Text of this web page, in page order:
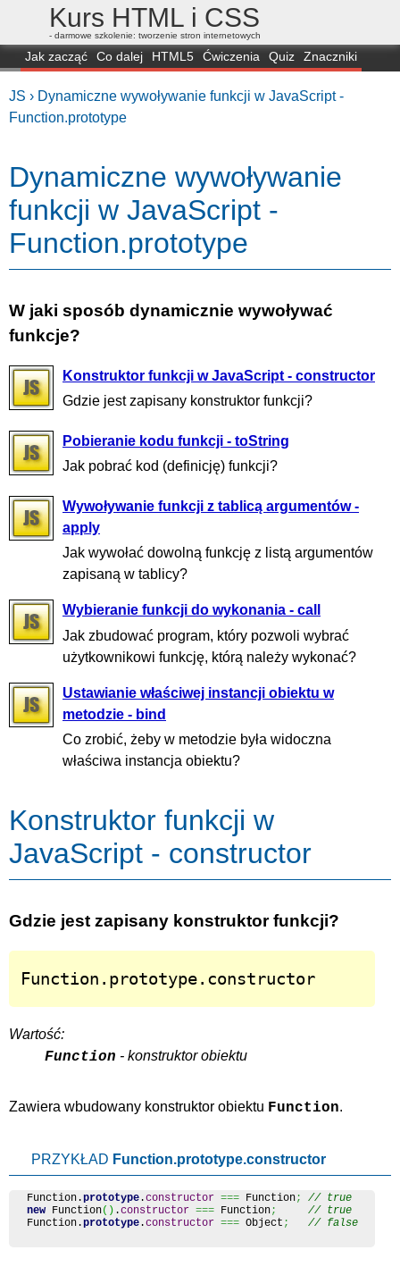
Kurs HTML i CSS
- darmowe szkolenie: tworzenie stron internetowych
Jak zacząć Co dalej HTML5 Ćwiczenia Quiz
Znaczniki
FAQ
Przeglądarki
JS › Dynamiczne wywoływanie funkcji w JavaScript -
Function.prototype
Dynamiczne wywoływanie
funkcji w JavaScript -
Function.prototype
W jaki sposób dynamicznie wywoływać
funkcje?
Konstruktor funkcji w JavaScript - constructor
Gdzie jest zapisany konstruktor funkcji?
Pobieranie kodu funkcji - toString
Jak pobrać kod (definicję) funkcji?
Wywoływanie funkcji z tablicą argumentów -
apply
Jak wywołać dowolną funkcję z listą argumentów
zapisaną w tablicy?
Wybieranie funkcji do wykonania - call
Jak zbudować program, który pozwoli wybrać
użytkownikowi funkcję, którą należy wykonać?
Ustawianie właściwej instancji obiektu w
metodzie - bind
Co zrobić, żeby w metodzie była widoczna
właściwa instancja obiektu?
Konstruktor funkcji w
JavaScript - constructor
Gdzie jest zapisany konstruktor funkcji?
Function.prototype.constructor
Wartość:
Function - konstruktor obiektu
Zawiera wbudowany konstruktor obiektu Function.
PRZYKŁAD Function.prototype.constructor
Function .prototype .constructor === Function;
// true
new Function( ) .constructor === Function;
// true
Function .prototype .constructor === Object ; // false